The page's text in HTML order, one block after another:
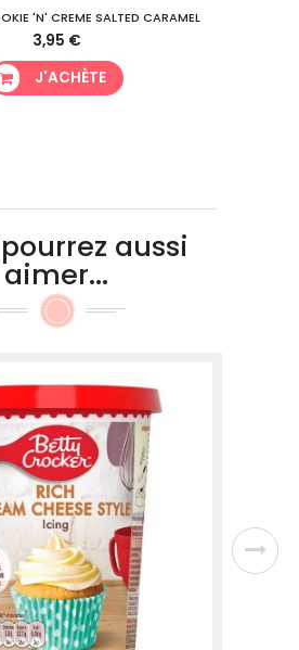
'N' CREME SALTED CARAMEL
3,95 €
J'ACHÈTE
aussi
aimer...